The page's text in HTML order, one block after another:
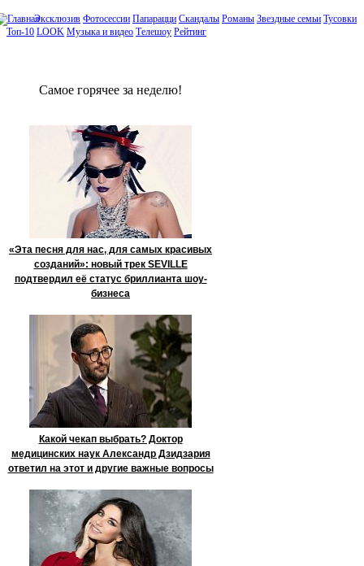
Эксклюзив Фотосессии Папарацци Скандалы Романы Звездные семьи Тусовки
Топ-10 LOOK Музыка и видео Телешоу Рейтинг
Сaмое гoрячее за неделю!
«Эта песня для нас, для самых красивых
созданий»: новый трек SEVILLE
подтвердил её статус бриллианта шоу-
бизнеса
Какой чекап выбрать? Доктор
медицинских наук Александр Дзидзария
ответил на этот и другие важные вопросы